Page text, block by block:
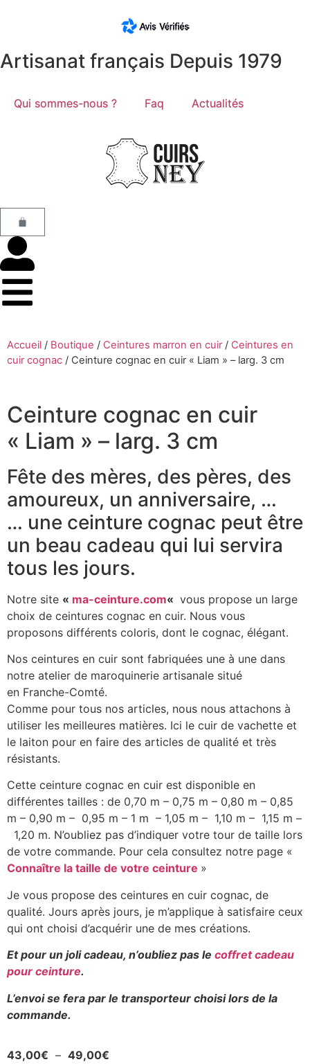
Artisanat français Depuis 1979
Qui sommes-nous ? Faq Actualités
Accueil / Boutique / Ceintures marron en cuir/ Ceintures en
cuir cognac / Ceinture cognac en cuir « Liam » – larg. 3 cm
Ceinture cognac en cuir
« Liam » – larg. 3 cm
Fête des mères, des pères, des
amoureux, un anniversaire, …
… une ceinture cognac peut être
un beau cadeau qui lui servira
tous les jours.
Notre site « ma-ceinture.com« vous propose un large
choix de ceintures cognac en cuir. Nous vous
proposons différents coloris, dont le cognac, élégant.
Nos ceintures en cuir sont fabriquées une à une dans
notre atelier de maroquinerie artisanale situé
en Franche-Comté.
Comme pour tous nos articles, nous nous attachons à
utiliser les meilleures matières. Ici le cuir de vachette et
le laiton pour en faire des articles de qualité et très
résistants.
Cette ceinture cognac en cuir est disponible en
différentes tailles : de 0,70 m – 0,75 m – 0,80 m – 0,85
m – 0,90 m – 0,95 m – 1 m – 1,05 m – 1,10 m – 1,15 m –
1,20 m. N’oubliez pas d’indiquer votre tour de taille lors
de votre commande. Pour cela consultez notre page «
Connaître la taille de votre ceinture »
Je vous propose des ceintures en cuir cognac, de
qualité. Jours après jours, je m’applique à satisfaire ceux
qui ont choisi d’acquérir une de mes créations.
Et pour un joli cadeau, n’oubliez pas le coffret cadeau
pour ceinture.
L’envoi se fera par le transporteur choisi lors de la
commande.
43,00€ – 49,00€